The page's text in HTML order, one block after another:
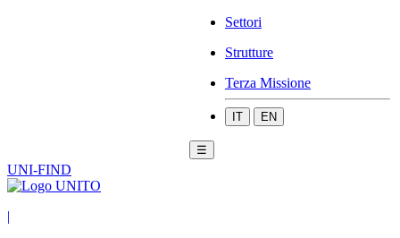
Settori
Strutture
Terza Missione
IT EN
☰
UNI-FIND
|